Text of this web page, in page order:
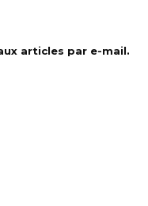
articles par e-mail.